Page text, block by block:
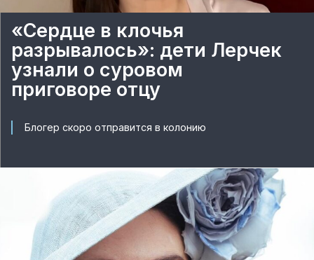
«Сердце в клочья
разрывалось»: дети Лерчек
узнали о суровом
приговоре отцу
Блогер скоро отправится в колонию